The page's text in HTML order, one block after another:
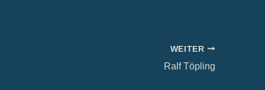
WEITER
Ralf Töpling